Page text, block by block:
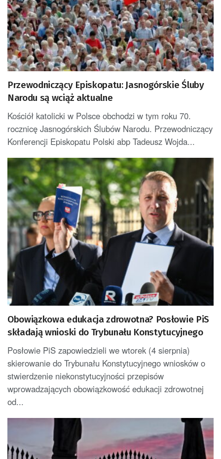
Przewodniczący Episkopatu: Jasnogórskie Śluby
Narodu są wciąż aktualne
Kościół katolicki w Polsce obchodzi w tym roku 70.
rocznicę Jasnogórskich Ślubów Narodu. Przewodniczący
Konferencji Episkopatu Polski abp Tadeusz Wojda...
Obowiązkowa edukacja zdrowotna? Posłowie PiS
składają wnioski do Trybunału Konstytucyjnego
Posłowie PiS zapowiedzieli we wtorek (4 sierpnia)
skierowanie do Trybunału Konstytucyjnego wniosków o
stwierdzenie niekonstytucyjności przepisów
wprowadzających obowiązkowość edukacji zdrowotnej
od...